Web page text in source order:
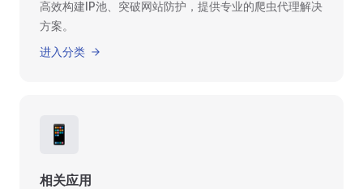
高效构建IP池、突破网站防护，提供专业的爬虫代理解决
方案。
进入分类
📱
相关应用